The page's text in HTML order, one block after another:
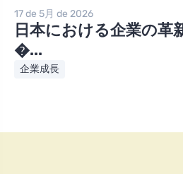
17 de 5月 de 2026
日本における企業の革
�...
企業成長